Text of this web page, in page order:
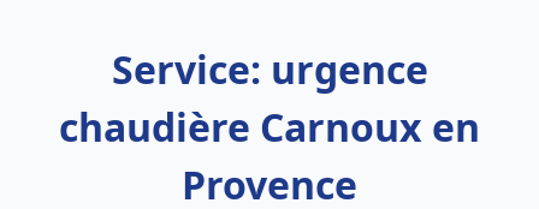
Service: urgence
chaudière Carnoux en
Provence